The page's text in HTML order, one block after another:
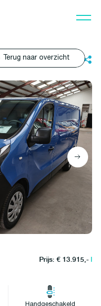
Terug naar overzicht
Prijs: € 13.915,-l
Handgeschakeld